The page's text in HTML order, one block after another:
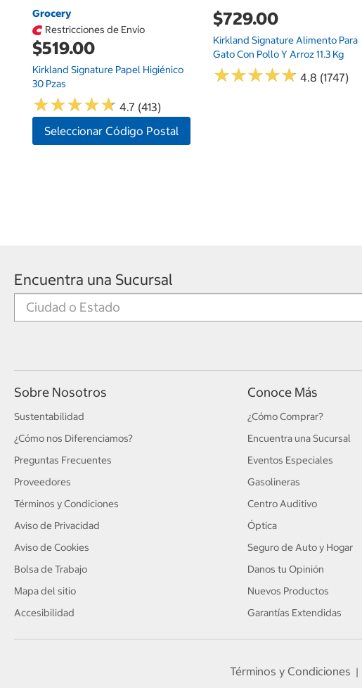
Grocery
Restricciones de Envío
$519.00
Kirkland Signature Papel Higiénico
30 Pzas
★★★★★
★★★★★ 4.7 (413)
Seleccionar Código Postal
$729.00
Kirkland Signature Alimento Para
Gato Con Pollo Y Arroz 11.3 Kg
★★★★★
★★★★★ 4.8 (1747)
Encuentra una Sucursal
Sobre Nosotros
Sustentabilidad
¿Cómo nos Diferenciamos?
Preguntas Frecuentes
Proveedores
Términos y Condiciones
Aviso de Privacidad
Aviso de Cookies
Bolsa de Trabajo
Mapa del sitio
Accesibilidad
Conoce Más
¿Cómo Comprar?
Encuentra una Sucursal
Eventos Especiales
Gasolineras
Centro Auditivo
Óptica
Seguro de Auto y Hogar
Danos tu Opinión
Nuevos Productos
Garantías Extendidas
Términos y Condiciones |